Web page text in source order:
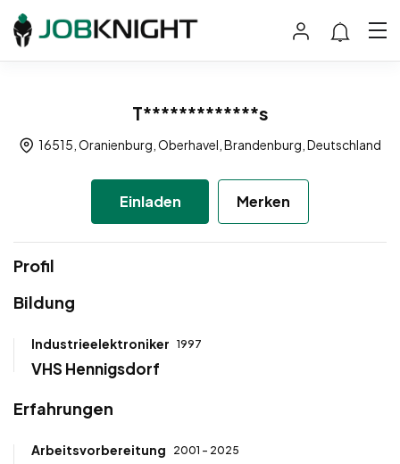
T*************s
16515, Oranienburg, Oberhavel, Brandenburg, Deutschland
Einladen Merken
Profil
Bildung
Industrieelektroniker 1997
VHS Hennigsdorf
Erfahrungen
Arbeitsvorbereitung 2001 - 2025